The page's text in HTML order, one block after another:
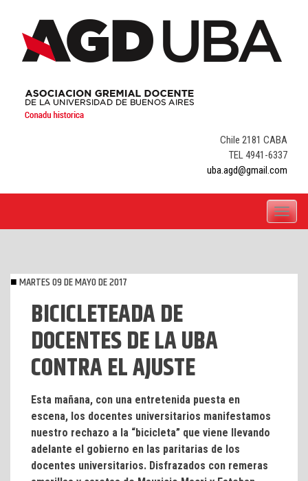
content
Chile 2181 CABA
TEL 4941-6337
uba.agd@gmail.com
Toggle
MARTES 09 DE MAYO DE 2017
BICICLETEADA DE
DOCENTES DE LA UBA
CONTRA EL AJUSTE
Esta mañana, con una entretenida puesta en
escena, los docentes universitarios manifestamos
nuestro rechazo a la “bicicleta” que viene llevando
adelante el gobierno en las paritarias de los
docentes universitarios. Disfrazados con remeras